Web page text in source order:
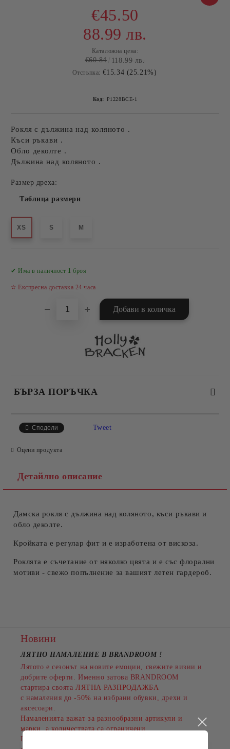
€45.50
88.99 лв.
Каталожна цена:
€60.84 118.99 лв.
Отстъпка: €15.34 (25.21%)
Код: P1228BCE-1
Рокля с дължина над коляното .
Къси ръкави .
Обло деколте .
Дължина над коляното .
Размер дреха:
Таблица размери
XS S M
✔ Има в наличност 1 броя
✫ Експресна доставка 24 часа
БЪРЗА ПОРЪЧКА
Съгласен съм сПолитиката за лични данни
Ние ще се свържем с вас в рамките на работния ден.
Сподели Tweet
Оцени продукта
Детайлно описание
Дамска рокля с дължина над коляното, къси ръкави и
обло деколте.
Кройката е регулар фит и е изработена от вискоза.
Роклята е съчетание от няколко цвята и е със флорални
мотиви - свежо попълнение за вашият летен гардероб.
Новини
ЛЯТНО НАМАЛЕНИЕ В BRANDROOM !
Лятото е сезонът на новите емоции, свежите визии и
добрите оферти. Именно затова BRANDROOM
стартира своята ЛЯТНА РАЗПРОДАЖБА
с намаления до -50% на избрани обувки, дрехи и
аксесоари.
Намаленията важат за разнообразни артикули и
марки, а количествата са ограничени.
Пазарувайте сега и подарете на лятото си повече